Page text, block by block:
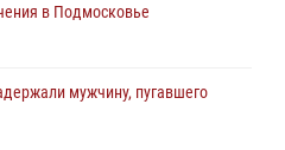
в Подмосковье
мужчину, пугавшего